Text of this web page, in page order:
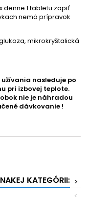
denne 1 tabletu zapiť
nemá prípravok
mikrokryštalická
nasleduje po
pri izbovej teplote.
nie je náhradou
dávkovanie !
KATEGÓRII: >